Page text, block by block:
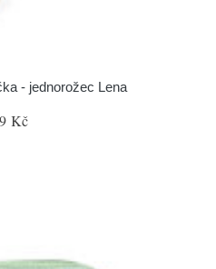
- jednorožec Lena
Kč